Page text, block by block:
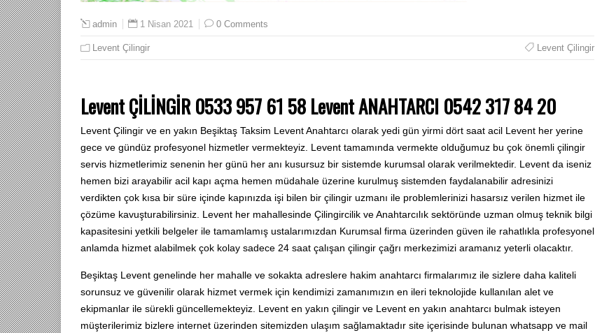
admin 1 Nisan 2021 0 Comments
Levent Çilingir Levent Çilingir
Levent ÇİLİNGİR 0533 957 61 58 Levent ANAHTARCI 0542 317 84 20
Levent Çilingir ve en yakın Beşiktaş Taksim Levent Anahtarcı olarak yedi gün yirmi dört saat acil Levent her yerine
gece ve gündüz profesyonel hizmetler vermekteyiz. Levent tamamında vermekte olduğumuz bu çok önemli çilingir
servis hizmetlerimiz senenin her günü her anı kusursuz bir sistemde kurumsal olarak verilmektedir. Levent da iseniz
hemen bizi arayabilir acil kapı açma hemen müdahale üzerine kurulmuş sistemden faydalanabilir adresinizi
verdikten çok kısa bir süre içinde kapınızda işi bilen bir çilingir uzmanı ile problemlerinizi hasarsız verilen hizmet ile
çözüme kavuşturabilirsiniz. Levent her mahallesinde Çilingircilik ve Anahtarcılık sektöründe uzman olmuş teknik bilgi
kapasitesini yetkili belgeler ile tamamlamış ustalarımızdan Kurumsal firma üzerinden güven ile rahatlıkla profesyonel
anlamda hizmet alabilmek çok kolay sadece 24 saat çalışan çilingir çağrı merkezimizi aramanız yeterli olacaktır.
Beşiktaş Levent genelinde her mahalle ve sokakta adreslere hakim anahtarcı firmalarımız ile sizlere daha kaliteli
sorunsuz ve güvenilir olarak hizmet vermek için kendimizi zamanımızın en ileri teknolojide kullanılan alet ve
ekipmanlar ile sürekli güncellemekteyiz. Levent en yakın çilingir ve Levent en yakın anahtarcı bulmak isteyen
müşterilerimiz bizlere internet üzerinden sitemizden ulaşım sağlamaktadır site içerisinde bulunan whatsapp ve mail